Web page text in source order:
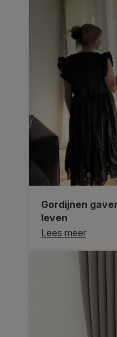
Gordijnen
leven
Lees meer